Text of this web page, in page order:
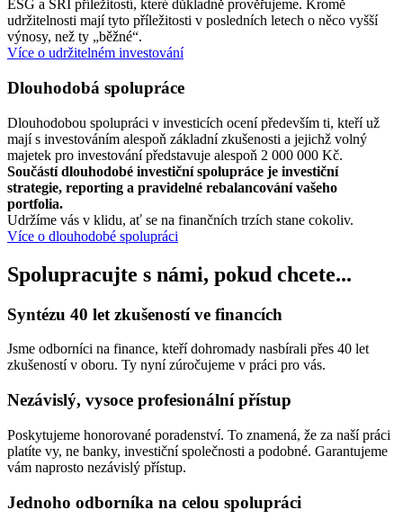
ESG a SRI příležitostí, které důkladně prověřujeme. Kromě
udržitelnosti mají tyto příležitosti v posledních letech o něco vyšší
výnosy, než ty „běžné“.
Více o udržitelném investování
Dlouhodobá spolupráce
Dlouhodobou spolupráci v investicích ocení především ti, kteří už
mají s investováním alespoň základní zkušenosti a jejichž volný
majetek pro investování představuje alespoň 2 000 000 Kč.
Součástí dlouhodobé investiční spolupráce je investiční
strategie, reporting a pravidelné rebalancování vašeho
portfolia.
Udržíme vás v klidu, ať se na finančních trzích stane cokoliv.
Více o dlouhodobé spolupráci
Spolupracujte s námi, pokud chcete...
Syntézu 40 let zkušeností ve financích
Jsme odborníci na finance, kteří dohromady nasbírali přes 40 let
zkušeností v oboru. Ty nyní zúročujeme v práci pro vás.
Nezávislý, vysoce profesionální přístup
Poskytujeme honorované poradenství. To znamená, že za naší práci
platíte vy, ne banky, investiční společnosti a podobné. Garantujeme
vám naprosto nezávislý přístup.
Jednoho odborníka na celou spolupráci